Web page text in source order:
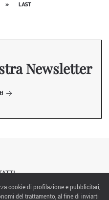
» LAST
Newsletter
cookie di profilazione e pubblicitari,
del trattamento, al fine di inviarti